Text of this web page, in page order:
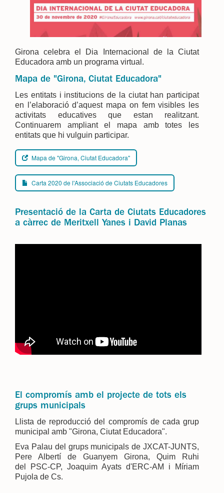
Girona celebra el Dia Internacional de la Ciutat
Educadora amb un programa virtual.
Mapa de "Girona, Ciutat Educadora"
Les entitats i institucions de la ciutat han participat
en l’elaboració d’aquest mapa on fem visibles les
activitats educatives que estan realitzant.
Continuarem ampliant el mapa amb totes les
entitats que hi vulguin participar.
Mapa de "Girona, Ciutat Educadora"
Carta 2020 de l'Associació de Ciutats Educadores
Presentació de la Carta de Ciutats Educadores
a càrrec de Meritxell Yanes i David Planas
El compromís amb el projecte de tots els
grups municipals
Llista de reproducció del compromís de cada grup
municipal amb "Girona, Ciutat Educadora".
Eva Palau del grups municipals de JXCAT-JUNTS,
Pere Albertí de Guanyem Girona, Quim Ruhi
del PSC-CP, Joaquim Ayats d'ERC-AM i Míriam
Pujola de Cs.